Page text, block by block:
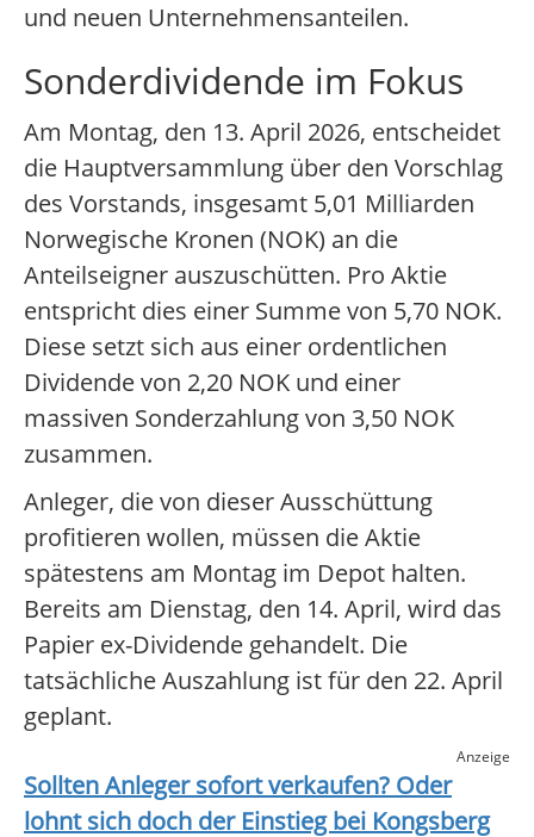
und neuen Unternehmensanteilen.
Sonderdividende im Fokus
Am Montag, den 13. April 2026, entscheidet
die Hauptversammlung über den Vorschlag
des Vorstands, insgesamt 5,01 Milliarden
Norwegische Kronen (NOK) an die
Anteilseigner auszuschütten. Pro Aktie
entspricht dies einer Summe von 5,70 NOK.
Diese setzt sich aus einer ordentlichen
Dividende von 2,20 NOK und einer
massiven Sonderzahlung von 3,50 NOK
zusammen.
Anleger, die von dieser Ausschüttung
profitieren wollen, müssen die Aktie
spätestens am Montag im Depot halten.
Bereits am Dienstag, den 14. April, wird das
Papier ex-Dividende gehandelt. Die
tatsächliche Auszahlung ist für den 22. April
geplant.
Anzeige
Sollten Anleger sofort verkaufen? Oder
lohnt sich doch der Einstieg bei Kongsberg